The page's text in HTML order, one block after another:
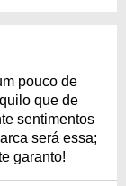
pouco de
que de
sentimentos
será essa;
garanto!